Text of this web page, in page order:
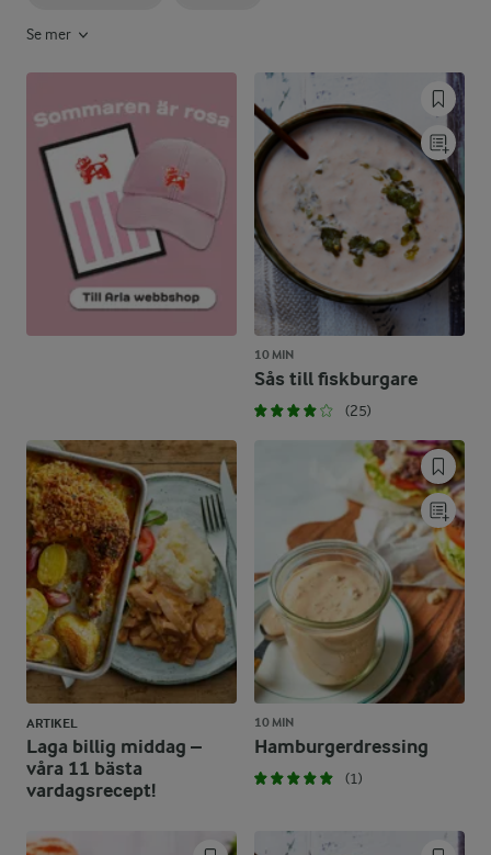
Se mer
10 MIN
Sås till fiskburgare
(25)
ARTIKEL
Laga billig middag –
våra 11 bästa
vardagsrecept!
10 MIN
Hamburgerdressing
(1)